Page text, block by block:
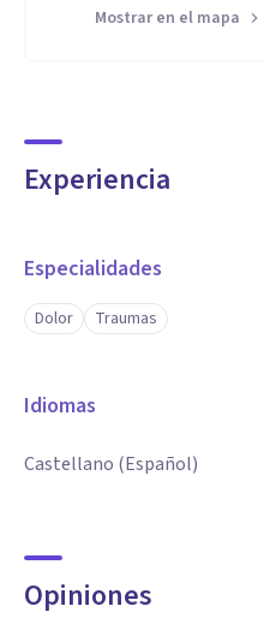
Mostrar en el mapa
Experiencia
Especialidades
Dolor Traumas
Idiomas
Castellano (Español)
Opiniones